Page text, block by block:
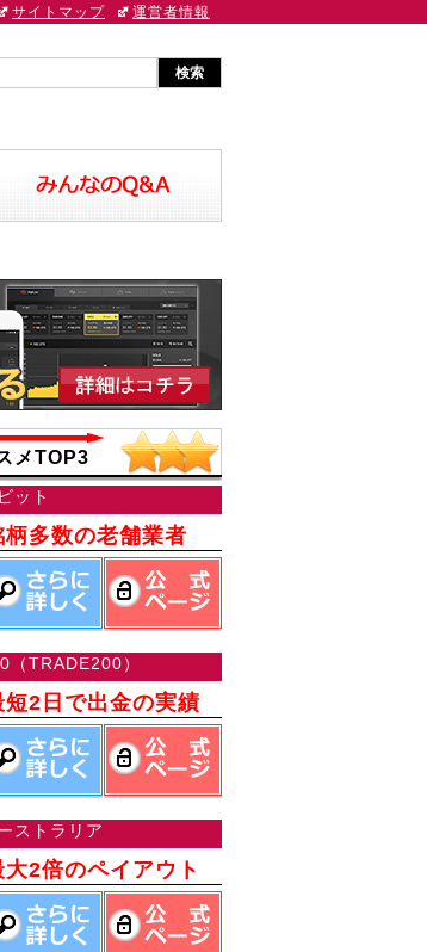
サイトマップ 運営者情報
メTOP3
ット
柄多数の老舗業者
（TRADE200）
短2日で出金の実績
ストラリア
大2倍のペイアウト